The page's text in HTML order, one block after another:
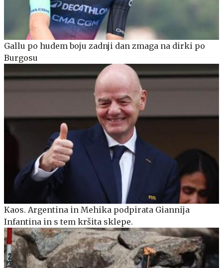
Gallu po hudem boju zadnji dan zmaga na dirki po
Burgosu
Kaos. Argentina in Mehika podpirata Giannija
Infantina in s tem kršita sklepe.